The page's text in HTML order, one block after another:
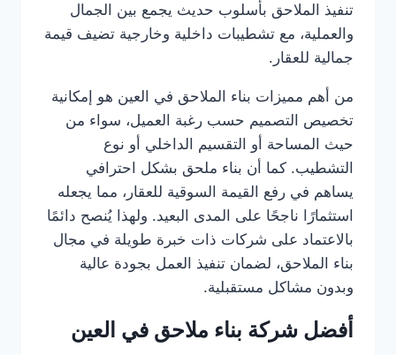
تنفيذ الملاحق بأسلوب حديث يجمع بين الجمال
والعملية، مع تشطيبات داخلية وخارجية تضيف قيمة
جمالية للعقار.
من أهم مميزات بناء الملاحق في العين هو إمكانية
تخصيص التصميم حسب رغبة العميل، سواء من
حيث المساحة أو التقسيم الداخلي أو نوع
التشطيب. كما أن بناء ملحق بشكل احترافي
يساهم في رفع القيمة السوقية للعقار، مما يجعله
استثمارًا ناجحًا على المدى البعيد. ولهذا يُنصح دائمًا
بالاعتماد على شركات ذات خبرة طويلة في مجال
بناء الملاحق، لضمان تنفيذ العمل بجودة عالية
وبدون مشاكل مستقبلية.
أفضل شركة بناء ملاحق في العين